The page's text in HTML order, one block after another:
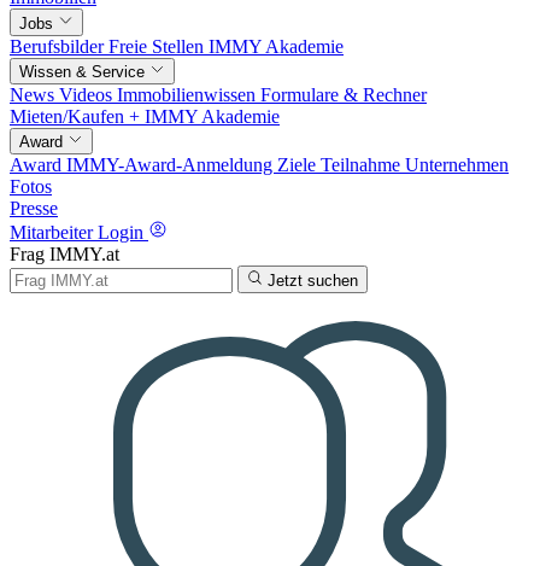
Jobs
BerufsbilderFreie Stellen IMMY Akademie
Wissen & Service
News Videos Immobilienwissen Formulare & Rechner
Mieten/Kaufen + IMMY Akademie
Award
Award IMMY-Award-Anmeldung Ziele Teilnahme Unternehmen
Fotos
Presse
Mitarbeiter Login
Frag IMMY.at
Jetzt suchen